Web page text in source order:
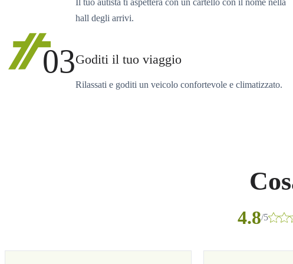
hall degli arrivi.
03Goditi il tuo viaggio
Rilassati e goditi un veicolo confortevole e climatizzato.
4.8/5